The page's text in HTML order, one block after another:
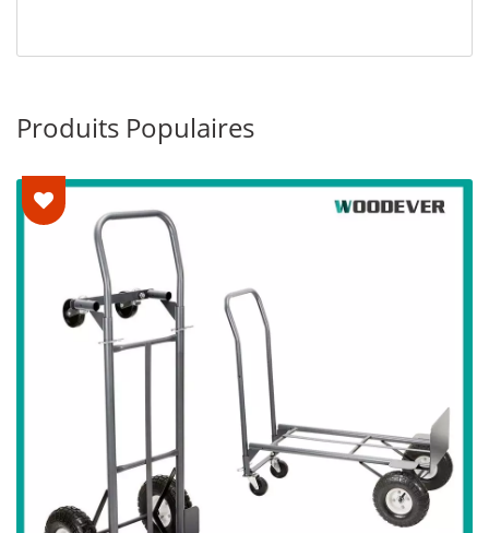
Produits Populaires